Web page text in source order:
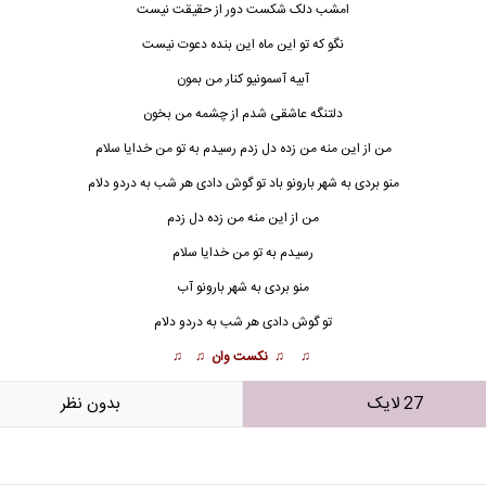
امشب دلک شکست دور از حقیقت نیست
نگو که تو این ماه این بنده دعوت نیست
آبیه آسمونیو کنار من بمون
دلتنگه عاشقی شدم از چشمه من بخون
من از این منه من زده دل زدم رسیدم به تو من خدایا سلام
منو بردی به شهر بارونو باد تو گوش دادی هر شب به دردو دلام
من از این منه من زده دل زدم
رسیدم به تو من خدایا سلام
منو بردی به شهر بارونو آب
تو گوش دادی هر شب به دردو دلام
♫ ♫ نکست وان ♫ ♫
27 لایک بدون نظر